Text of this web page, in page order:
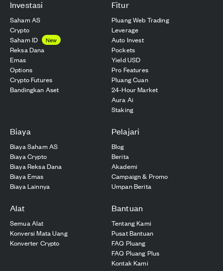
Investasi
Saham AS
Crypto
Saham ID
New
Reksa Dana
Emas
Options
Crypto Futures
Bandingkan Aset
Fitur
Pluang Web Trading
Leverage
Auto Invest
Pockets
Yield USD
Pro Features
Pluang Cuan
24-Hour Market
Aura Ai
Staking
Biaya
Biaya Saham AS
Biaya Crypto
Biaya Reksa Dana
Biaya Emas
Biaya Lainnya
Pelajari
Blog
Berita
Akademi
Campaign & Promo
Umpan Berita
Alat
Semua Alat
Konversi Mata Uang
Konverter Crypto
Bantuan
Tentang Kami
Pusat Bantuan
FAQ Pluang
FAQ Pluang Plus
Kontak Kami